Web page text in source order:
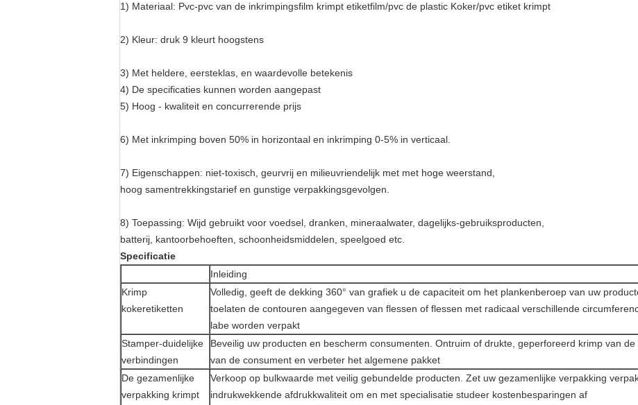
1) Materiaal: Pvc-pvc van de inkrimpingsfilm krimpt etiketfilm/pvc de plastic Koker/pvc etiket krimpt
2) Kleur: druk 9 kleurt hoogstens
3) Met heldere, eersteklas, en waardevolle betekenis
4) De specificaties kunnen worden aangepast
5) Hoog - kwaliteit en concurrerende prijs
6) Met inkrimping boven 50% in horizontaal en inkrimping 0-5% in verticaal.
7) Eigenschappen: niet-toxisch, geurvrij en milieuvriendelijk met met hoge weerstand,
hoog samentrekkingstarief en gunstige verpakkingsgevolgen.
8) Toepassing: Wijd gebruikt voor voedsel, dranken, mineraalwater, dagelijks-gebruiksproducten,
batterij, kantoorbehoeften, schoonheidsmiddelen, speelgoed etc.
Specificatie
Inleiding
Krimp
kokeretiketten
Volledig, geeft de dekking 360° van grafiek u de capaciteit om het plankenberoep van uw
toelaten de contouren aangegeven van flessen of flessen met radicaal verschillende
labe worden verpakt
Stamper-duidelijke
verbindingen
Beveilig uw producten en bescherm consumenten. Ontruim of drukte, geperforeerd krimp van
van de consument en verbeter het algemene pakket
De gezamenlijke
verpakking krimpt
Verkoop op bulkwaarde met veilig gebundelde producten. Zet uw gezamenlijke verpakking
indrukwekkende afdrukkwaliteit om en met specialisatie studeer kostenbesparingen af